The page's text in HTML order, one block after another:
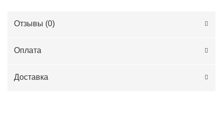
Отзывы (0)
Оплата
Доставка